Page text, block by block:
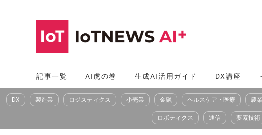
へ
ス
記事一覧 AI虎の巻 生成AI活用ガイド DX講座
DX 製造業 ロジスティクス 小売業 金融 ヘルスケア・医療 農業
ロボティクス 通信 要素技術